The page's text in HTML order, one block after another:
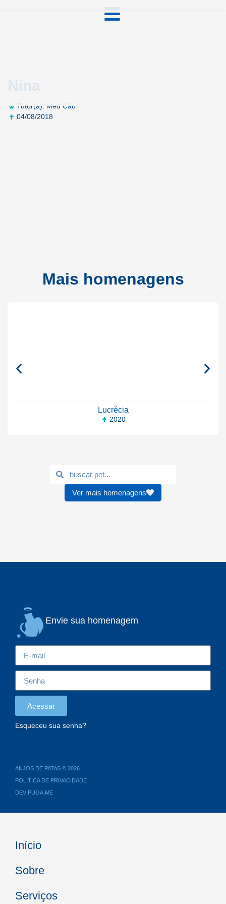
Nina
Tutor(a): Med Cão
04/08/2018
Mais homenagens
Lucrécia
2020
Ver mais homenagens
ANJOS DE PATAS © 2026
POLÍTICA DE PRIVACIDADE
DEV PUGA.ME
Envie sua homenagem
Acessar
Esqueceu sua senha?
Início
Sobre
Serviços